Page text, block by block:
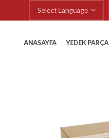
ANASAYFA YEDEK PARÇA